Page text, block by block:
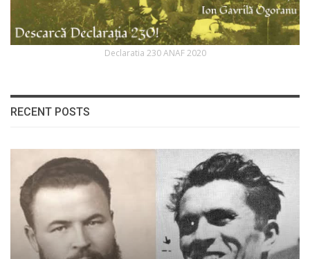
Declaratia 230 ANAF 2020
RECENT POSTS